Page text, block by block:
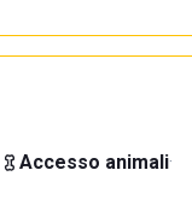
Accesso animali·